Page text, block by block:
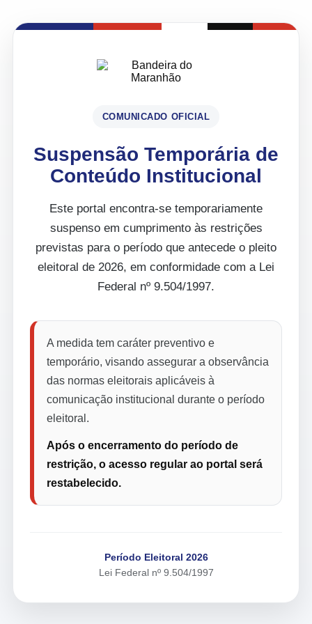
COMUNICADO OFICIAL
Suspensão Temporária de
Conteúdo Institucional
Este portal encontra-se temporariamente
suspenso em cumprimento às restrições
previstas para o período que antecede o pleito
eleitoral de 2026, em conformidade com a Lei
Federal nº 9.504/1997.
A medida tem caráter preventivo e
temporário, visando assegurar a observância
das normas eleitorais aplicáveis à
comunicação institucional durante o período
eleitoral.
Após o encerramento do período de
restrição, o acesso regular ao portal será
restabelecido.
Período Eleitoral 2026
Lei Federal nº 9.504/1997